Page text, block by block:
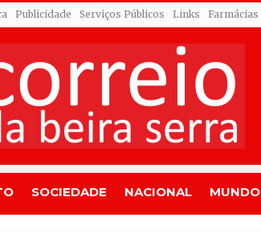
Publicidade Serviços Públicos Links Farmácias
SOCIEDADE NACIONAL MUNDO